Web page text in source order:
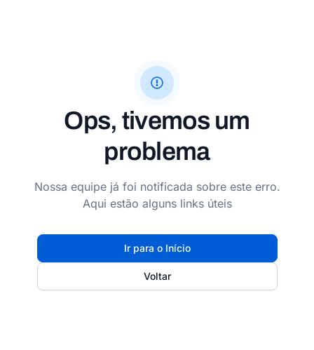
Ops, tivemos um
problema
Nossa equipe já foi notificada sobre este erro.
Aqui estão alguns links úteis
Ir para o Início
Voltar